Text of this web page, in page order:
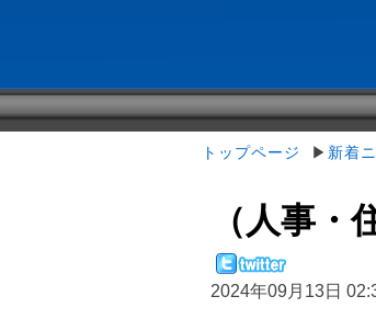
トップページ ▶ 新着
（人事
2024年09月13日